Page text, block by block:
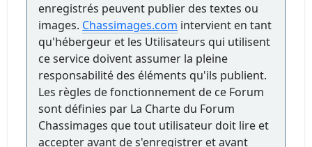
enregistrés peuvent publier des textes ou
images. Chassimages.com intervient en tant
qu'hébergeur et les Utilisateurs qui utilisent
ce service doivent assumer la pleine
responsabilité des éléments qu'ils publient.
Les règles de fonctionnement de ce Forum
sont définies par La Charte du Forum
Chassimages que tout utilisateur doit lire et
accepter avant de s'enregistrer et avant